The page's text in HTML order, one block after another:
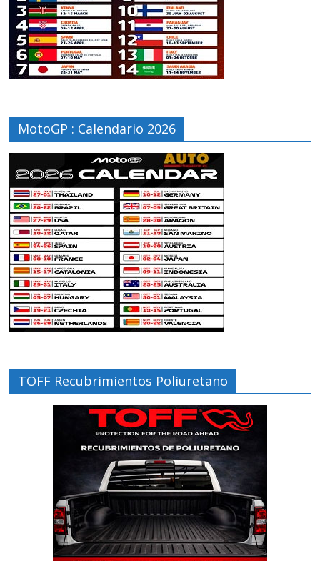
MotoGP : Calendario 2026
TOFF Recubrimientos Poliuretano